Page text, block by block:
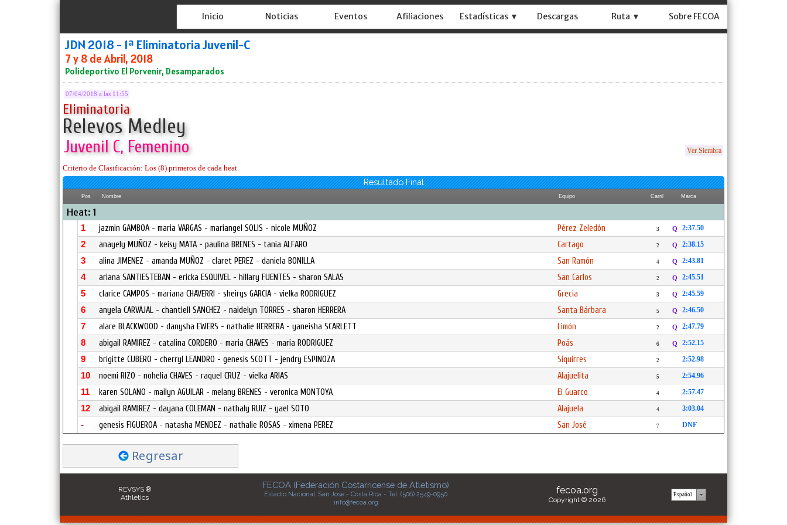
Inicio Noticias Eventos Afiliaciones Estadísticas ▼ Descargas Ruta ▼ Sobre FECOA
JDN 2018 - 1ª Eliminatoria Juvenil-C
7 y 8 de Abril, 2018
Polideportivo El Porvenir, Desamparados
07/04/2018 a las 11:55
Eliminatoria
Relevos Medley
Juvenil C, Femenino Ver Siembra
Criterio de Clasificación: Los (8) primeros de cada heat.
Resultado Final
Pos Nombre Equipo Carril Marca
Heat: 1
1 jazmin GAMBOA - maria VARGAS - mariangel SOLIS - nicole MUÑOZ Pérez Zeledón 3 Q 2:37.50
2 anayely MUÑOZ - keisy MATA - paulina BRENES - tania ALFARO Cartago 2 Q 2:38.15
3 alina JIMENEZ - amanda MUÑOZ - claret PEREZ - daniela BONILLA San Ramón 4 Q 2:43.81
4 ariana SANTIESTEBAN - ericka ESQUIVEL - hillary FUENTES - sharon SALAS San Carlos 2 Q 2:45.51
5 clarice CAMPOS - mariana CHAVERRI - sheirys GARCIA - vielka RODRIGUEZ Grecia 3 Q 2:45.59
6 anyela CARVAJAL - chantiell SANCHEZ - naidelyn TORRES - sharon HERRERA Santa Bárbara 5 Q 2:46.50
7 alare BLACKWOOD - danysha EWERS - nathalie HERRERA - yaneisha SCARLETT Limón 2 Q 2:47.79
8 abigail RAMIREZ - catalina CORDERO - maria CHAVES - maria RODRIGUEZ Poás 6 Q 2:52.15
9 brigitte CUBERO - cherryl LEANDRO - genesis SCOTT - jendry ESPINOZA Siquirres 2 2:52.98
10 noemi RIZO - nohelia CHAVES - raquel CRUZ - vielka ARIAS Alajuelita 5 2:54.96
11 karen SOLANO - mailyn AGUILAR - melany BRENES - veronica MONTOYA El Guarco 4 2:57.47
12 abigail RAMIREZ - dayana COLEMAN - nathaly RUIZ - yael SOTO Alajuela 4 3:03.04
- genesis FIGUEROA - natasha MENDEZ - nathalie ROSAS - ximena PEREZ San José 7 DNF
Regresar
REVSYS ®
Athletics
FECOA (Federación Costarricense de Atletismo)
Estadio Nacional, San José - Costa Rica - Tel. (506) 2549-0950
info@fecoa.org
fecoa.org
Copyright © 2026